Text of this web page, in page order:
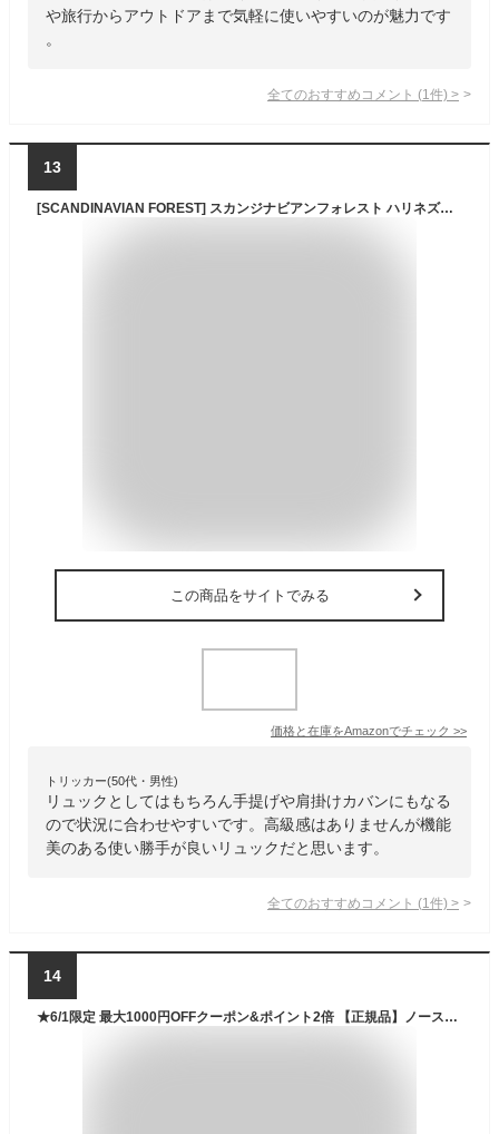
や旅行からアウトドアまで気軽に使いやすいのが魅力です
。
全てのおすすめコメント (1 件) >
13
[SCANDINAVIAN FOREST] スカンジナビアンフォレスト ハリネズミ リュック リュックサック トート ショルダー ダークブルー バックパック レディース キッズ アウトドア 通学 高校 部活 人気 スポーツ 251-kesf165 A4ファイル対応 (ダークブルー)
この商品をサイトでみる
価格と在庫をAmazonでチェック >>
トリッカー(50代・男性)
リュックとしてはもちろん手提げや肩掛けカバンにもなる
ので状況に合わせやすいです。高級感はありませんが機能
美のある使い勝手が良いリュックだと思います。
全てのおすすめコメント (1 件) >
14
★6/1限定 最大1000円OFFクーポン&ポイント2倍 【正規品】ノースフェイス リュック バックパック 韓国 ノースフェイス ホワイトレーベル THE NORTH FACE STREAM 20 ストリーム 20 かばん メンズ レディース 20L 軽量 収納力 ハイキング ウォーキング 26SS NM2SR62 NM2SS18